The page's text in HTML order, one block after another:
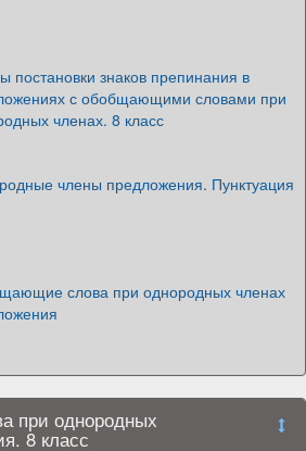
постановки знаков препинания в
с обобщающими словами при
членах. 8 класс
члены предложения. Пунктуация
слова при однородных членах
при однородных
8 класс